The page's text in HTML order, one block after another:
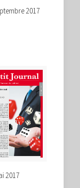
2017
2017